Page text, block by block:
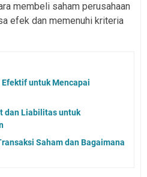
membeli saham perusahaan
efek dan memenuhi kriteria
untuk Mencapai
dan Liabilitas untuk
Saham dan Bagaimana